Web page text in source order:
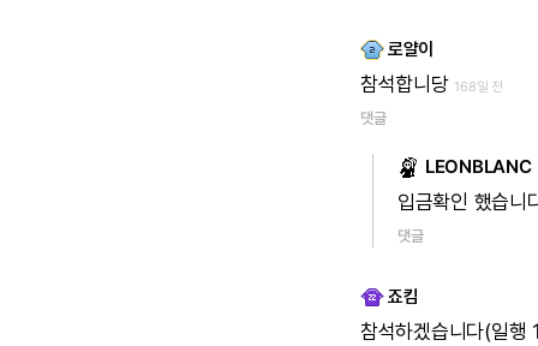
로얄이
참석합니당 168일 전
댓글
LEONBLANC
입금확인 했습니
댓글
죠킴
참석하겠습니다(일행